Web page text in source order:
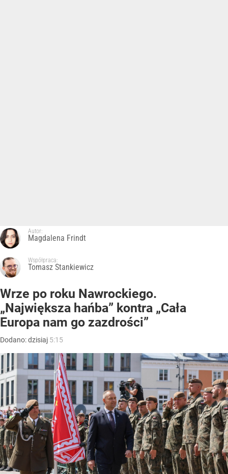
Autor:
Magdalena Frindt
Współpraca:
Tomasz Stankiewicz
Wrze po roku Nawrockiego.
„Największa hańba” kontra „Cała
Europa nam go zazdrości”
Dodano:dzisiaj 5:15